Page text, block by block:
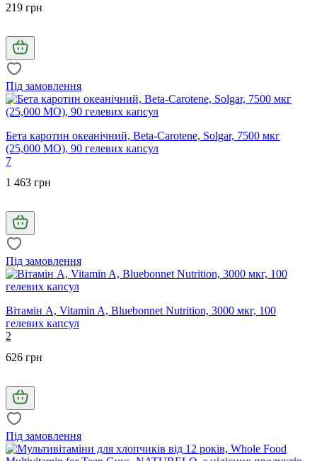
219 грн
Під замовлення
Бета каротин океанічний, Beta-Carotene, Solgar, 7500 мкг
(25,000 МО), 90 гелевих капсул
7
1 463 грн
Під замовлення
Вітамін А, Vitamin A, Bluebonnet Nutrition, 3000 мкг, 100
гелевих капсул
2
626 грн
Під замовлення